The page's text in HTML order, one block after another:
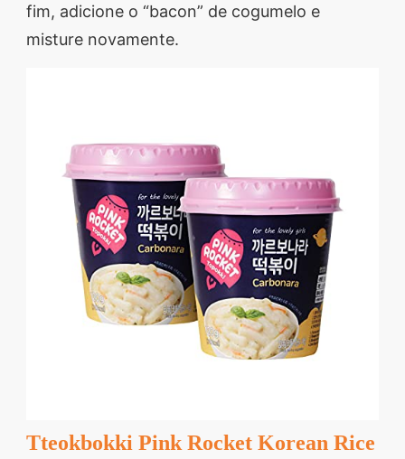
fim, adicione o “bacon” de cogumelo e
misture novamente.
Tteokbokki Pink Rocket Korean Rice